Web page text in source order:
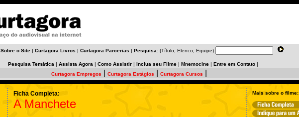
Sobre o Site | Curtagora Livros | Curtagora Parcerias | Pesquisa: (Título, Elenco, Equipe)
Pesquisa Temática | Assista Agora | Como Assistir | Inclua seu Filme | Mnemocine | Entre em Contato |
Curtagora Empregos
Curtagora Estágios Curtagora Cursos
Ficha Completa:
A Manchete
Mais sobre o filme: